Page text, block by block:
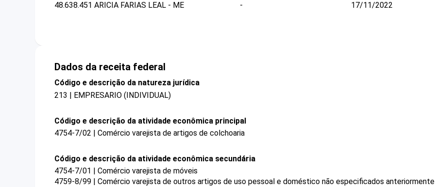
48.638.451 ARICIA FARIAS LEAL - ME
-
17/11/2022
Dados da receita federal
Código e descrição da natureza jurídica
213 | EMPRESARIO (INDIVIDUAL)
Código e descrição da atividade econômica principal
4754-7/02 | Comércio varejista de artigos de colchoaria
Código e descrição da atividade econômica secundária
4754-7/01 | Comércio varejista de móveis
4759-8/99 | Comércio varejista de outros artigos de uso pessoal e doméstico não especificados anteriormente